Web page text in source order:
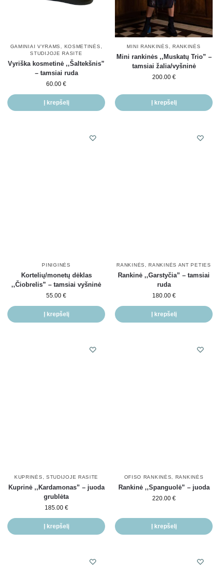
GAMINIAI VYRAMS KOSMETINĖS
STUDIJOJE RASITE
Vyriška kosmetinė ,,Šaltekšnis”
– tamsiai ruda
60.00 €
Į krepšelį
MINI RANKINĖS RANKINĖS
Mini rankinės ,,Muskatų Trio” –
tamsiai žalia/vyšninė
200.00 €
Į krepšelį
PINIGINĖS
Kortelių/monetų dėklas
,,Čiobrelis” – tamsiai vyšninė
55.00 €
Į krepšelį
RANKINĖS ,RANKINĖS ANT PETIES
Rankinė ,,Garstyčia” – tamsiai
ruda
180.00 €
Į krepšelį
KUPRINĖS STUDIJOJE RASITE
Kuprinė ,,Kardamonas” – juoda
grublėta
185.00 €
Į krepšelį
OFISO RANKINĖS RANKINĖS
Rankinė ,,Spanguolė” – juoda
220.00 €
Į krepšelį